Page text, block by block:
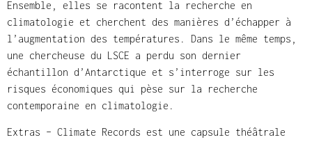
Ensemble, elles se racontent la recherche en
climatologie et cherchent des manières d’échapper à
l’augmentation des températures. Dans le même temps,
une chercheuse du LSCE a perdu son dernier
échantillon d’Antarctique et s’interroge sur les
risques économiques qui pèse sur la recherche
contemporaine en climatologie.
Extras – Climate Records est une capsule théâtrale